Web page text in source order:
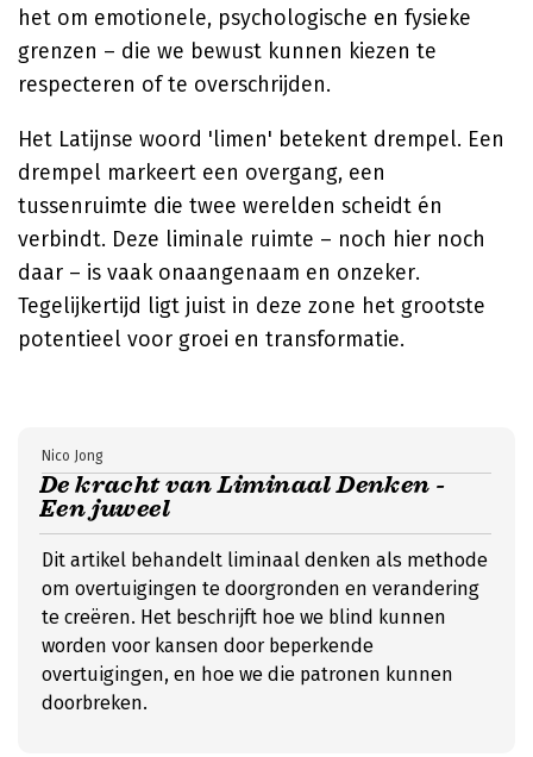
het om emotionele, psychologische en fysieke
grenzen – die we bewust kunnen kiezen te
respecteren of te overschrijden.
Het Latijnse woord 'limen' betekent drempel. Een
drempel markeert een overgang, een
tussenruimte die twee werelden scheidt én
verbindt. Deze liminale ruimte – noch hier noch
daar – is vaak onaangenaam en onzeker.
Tegelijkertijd ligt juist in deze zone het grootste
potentieel voor groei en transformatie.
De kracht van Liminaal Denken -
Een juweel
Nico Jong
Dit artikel behandelt liminaal denken als methode
om overtuigingen te doorgronden en verandering
te creëren. Het beschrijft hoe we blind kunnen
worden voor kansen door beperkende
overtuigingen, en hoe we die patronen kunnen
doorbreken.